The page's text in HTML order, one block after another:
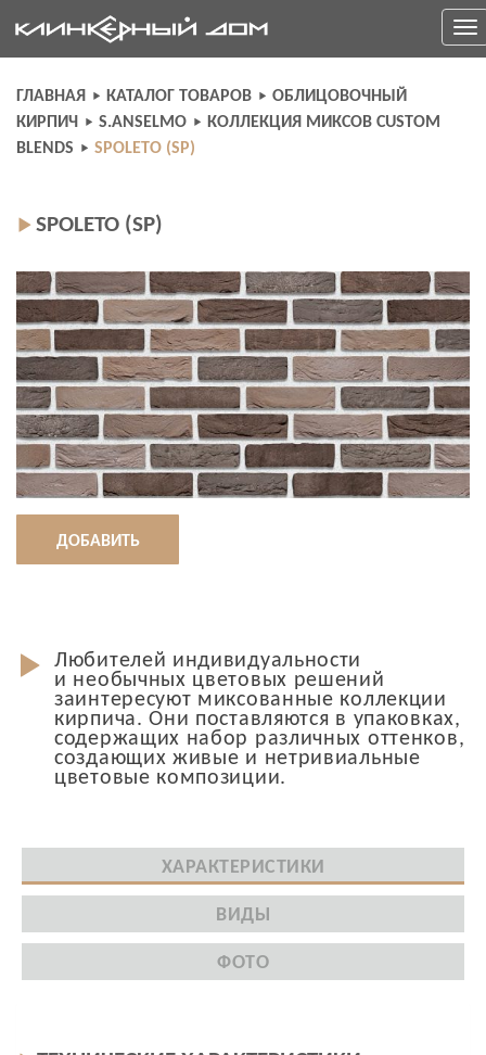
to
content
ГЛАВНАЯ КАТАЛОГ ТОВАРОВ
ОБЛИЦОВОЧНЫЙ
КИРПИЧ
S.ANSELMO
КОЛЛЕКЦИЯ МИКСОВ CUSTOM
BLENDS
SPOLETO (SP)
SPOLETO (SP)
ДОБАВИТЬ
Любителей индивидуальности
и необычных цветовых решений
заинтересуют миксованные коллекции
кирпича. Они поставляются в упаковках,
содержащих набор различных оттенков,
создающих живые и нетривиальные
цветовые композиции.
ХАРАКТЕРИСТИКИ
ВИДЫ
ФОТО